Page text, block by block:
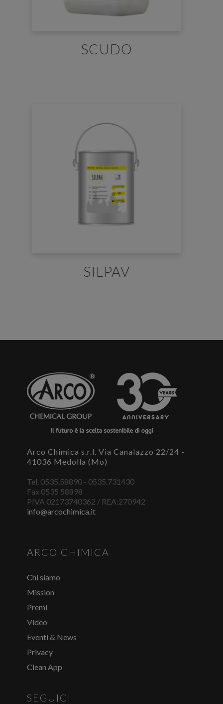
SCUDO
SILPAV
Arco Chimica s.r.l. Via Canalazzo 22/24 -
41036 Medolla (Mo)
Tel. 0535.58890 - 0535.731430
Fax 0535 58898
PIVA 02173740362 / REA:270942
info@arcochimica.it
ARCO CHIMICA
Chi siamo
Mission
Premi
Video
Eventi & News
Privacy
Clean App
SEGUICI
Per scaricare le schede di sicurezza e le schede tecniche è
necessario accedere al portale. Se ancora non hai un
account puoi effettuare la registrazione del tuo profilo e
ottenere le credenziali di accesso.